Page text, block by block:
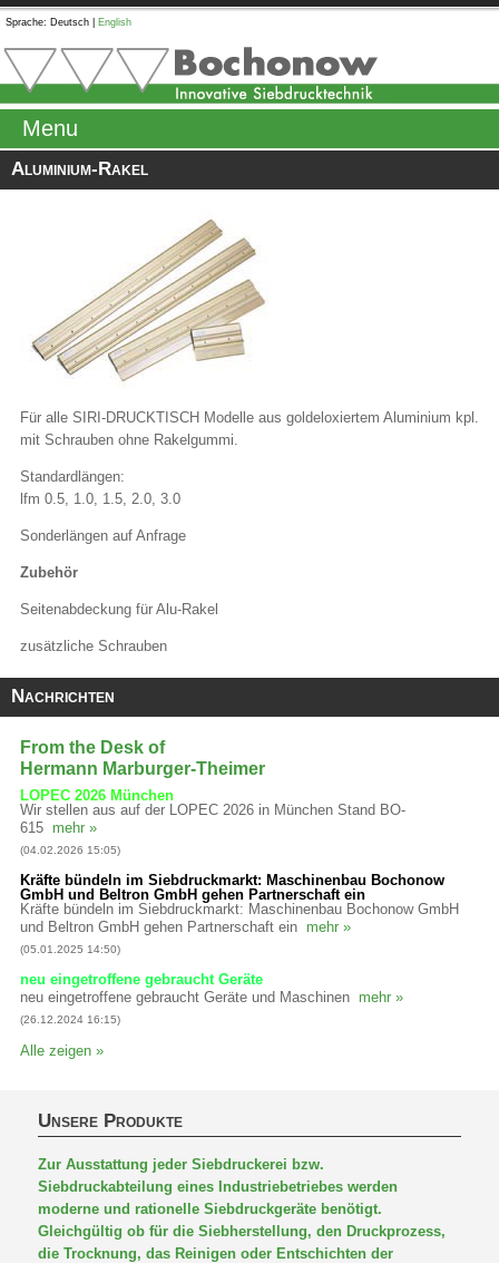
Sprache: Deutsch English
Menu
Aluminium-Rakel
Für alle SIRI-DRUCKTISCH Modelle aus goldeloxiertem Aluminium kpl.
mit Schrauben ohne Rakelgummi.
Standardlängen:
lfm 0.5, 1.0, 1.5, 2.0, 3.0
Sonderlängen auf Anfrage
Zubehör
Seitenabdeckung für Alu-Rakel
zusätzliche Schrauben
Nachrichten
From the Desk of
Hermann Marburger-Theimer
LOPEC 2026 München
Wir stellen aus auf der LOPEC 2026 in München Stand BO-
615
mehr »
(04.02.2026 15:05)
Kräfte bündeln im Siebdruckmarkt: Maschinenbau Bochonow
GmbH und Beltron GmbH gehen Partnerschaft ein
Kräfte bündeln im Siebdruckmarkt: Maschinenbau Bochonow GmbH
und Beltron GmbH gehen Partnerschaft ein
mehr »
(05.01.2025 14:50)
neu eingetroffene gebraucht Geräte
neu eingetroffene gebraucht Geräte und Maschinen
mehr »
(26.12.2024 16:15)
Alle zeigen »
Unsere Produkte
Zur Ausstattung jeder Siebdruckerei bzw.
Siebdruckabteilung eines Industriebetriebes werden
moderne und rationelle Siebdruckgeräte benötigt.
Gleichgültig ob für die Siebherstellung, den Druckprozess,
die Trocknung, das Reinigen oder Entschichten der